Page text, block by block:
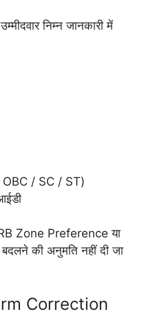
निम्न जानकारी में
/ SC / ST)
Zone Preference या
की अनुमति नहीं दी जा
Correction